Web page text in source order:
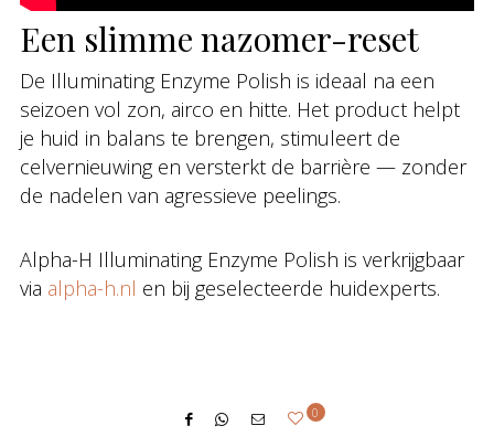
Een slimme nazomer-reset
De Illuminating Enzyme Polish is ideaal na een
seizoen vol zon, airco en hitte. Het product helpt
je huid in balans te brengen, stimuleert de
celvernieuwing en versterkt de barrière — zonder
de nadelen van agressieve peelings.
Alpha-H Illuminating Enzyme Polish is verkrijgbaar
via alpha-h.nl en bij geselecteerde huidexperts.
0